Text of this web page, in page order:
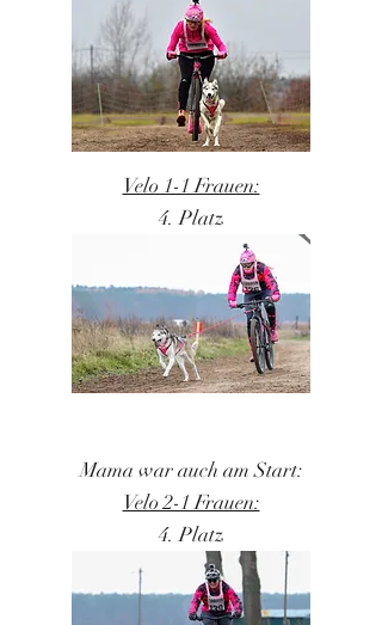
Velo 1-1 Frauen:
4. Platz
Mama war auch am Start:
Velo 2-1 Frauen:
4. Platz